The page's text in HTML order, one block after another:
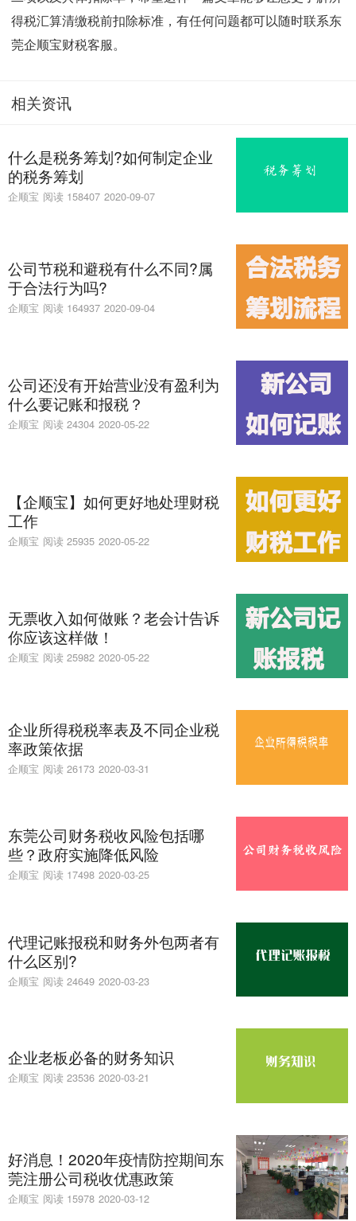
得税汇算清缴税前扣除标准，有任何问题都可以随时联系东
莞企顺宝财税客服。
相关资讯
什么是税务筹划?如何制定企业
的税务筹划
企顺宝 阅读 158407 2020-09-07
公司节税和避税有什么不同?属
于合法行为吗?
企顺宝 阅读 164937 2020-09-04
公司还没有开始营业没有盈利为
什么要记账和报税？
企顺宝 阅读 24304 2020-05-22
【企顺宝】如何更好地处理财税
工作
企顺宝 阅读 25935 2020-05-22
无票收入如何做账？老会计告诉
你应该这样做！
企顺宝 阅读 25982 2020-05-22
企业所得税税率表及不同企业税
率政策依据
企顺宝 阅读 26173 2020-03-31
东莞公司财务税收风险包括哪
些？政府实施降低风险
企顺宝 阅读 17498 2020-03-25
代理记账报税和财务外包两者有
什么区别?
企顺宝 阅读 24649 2020-03-23
企业老板必备的财务知识
企顺宝 阅读 23536 2020-03-21
好消息！2020年疫情防控期间东
莞注册公司税收优惠政策
企顺宝 阅读 15978 2020-03-12